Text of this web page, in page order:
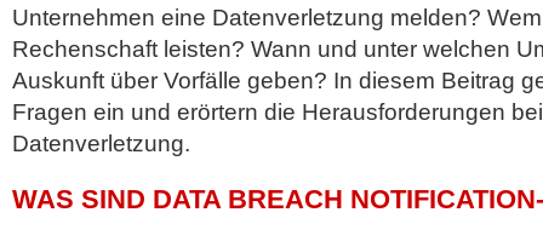
Unternehmen eine Datenverletzung melden?
Rechenschaft leisten? Wann und unter welchen
Auskunft über Vorfälle geben? In diesem Beitrag
Fragen ein und erörtern die Herausforderungen
Datenverletzung.
WAS SIND DATA BREACH